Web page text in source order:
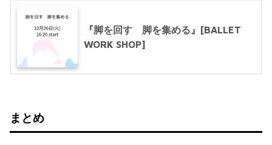
『脚を回す 脚を集める』[BALLET
WORK SHOP]
まとめ